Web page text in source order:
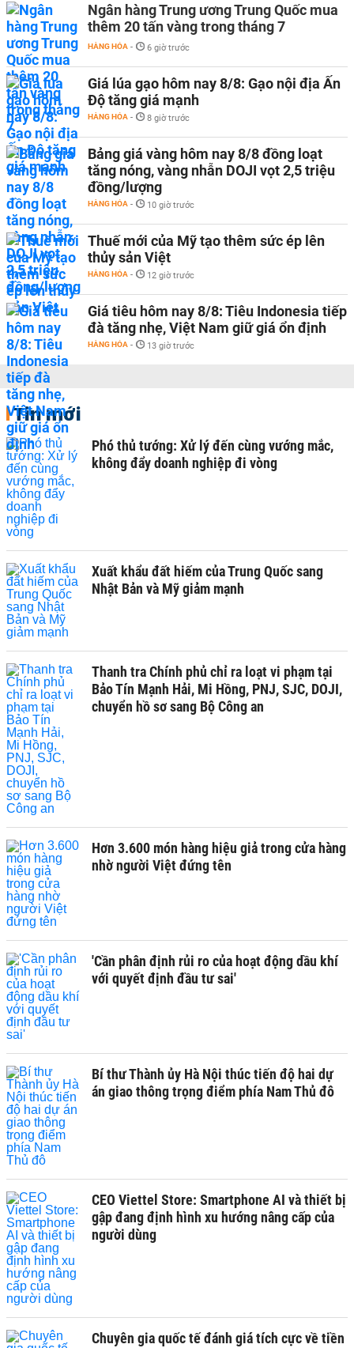
Ngân hàng Trung ương Trung Quốc mua
thêm 20 tấn vàng trong tháng 7
HÀNG HÓA - 6 giờ trước
Giá lúa gạo hôm nay 8/8: Gạo nội địa Ấn
Độ tăng giá mạnh
HÀNG HÓA - 8 giờ trước
Bảng giá vàng hôm nay 8/8 đồng loạt
tăng nóng, vàng nhẫn DOJI vọt 2,5 triệu
đồng/lượng
HÀNG HÓA - 10 giờ trước
Thuế mới của Mỹ tạo thêm sức ép lên
thủy sản Việt
HÀNG HÓA - 12 giờ trước
Giá tiêu hôm nay 8/8: Tiêu Indonesia tiếp
đà tăng nhẹ, Việt Nam giữ giá ổn định
HÀNG HÓA - 13 giờ trước
Tin mới
Phó thủ tướng: Xử lý đến cùng vướng mắc,
không đẩy doanh nghiệp đi vòng
Xuất khẩu đất hiếm của Trung Quốc sang
Nhật Bản và Mỹ giảm mạnh
Thanh tra Chính phủ chỉ ra loạt vi phạm tại
Bảo Tín Mạnh Hải, Mi Hồng, PNJ, SJC, DOJI,
chuyển hồ sơ sang Bộ Công an
Hơn 3.600 món hàng hiệu giả trong cửa hàng
nhờ người Việt đứng tên
'Cần phân định rủi ro của hoạt động dầu khí
với quyết định đầu tư sai'
Bí thư Thành ủy Hà Nội thúc tiến độ hai dự
án giao thông trọng điểm phía Nam Thủ đô
CEO Viettel Store: Smartphone AI và thiết bị
gập đang định hình xu hướng nâng cấp của
người dùng
Chuyên gia quốc tế đánh giá tích cực về tiền